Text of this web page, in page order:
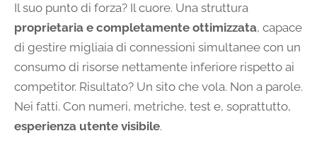
Il suo punto di forza? Il cuore. Una struttura
proprietaria e completamente ottimizzata, capace
di gestire migliaia di connessioni simultanee con un
consumo di risorse nettamente inferiore rispetto ai
competitor. Risultato? Un sito che vola. Non a parole.
Nei fatti. Con numeri, metriche, test e, soprattutto,
esperienza utente visibile.